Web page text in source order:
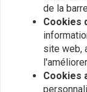
HOFFTECH
Boîte à outils de
pièces
€145,14
de la
Cookies
site web,
Cookies